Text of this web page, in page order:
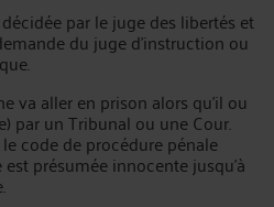
par le juge des libertés et
du juge d’instruction ou
va aller en prison alors qu’il ou
par un Tribunal ou une Cour.
code de procédure pénale
présumée innocente jusqu’à